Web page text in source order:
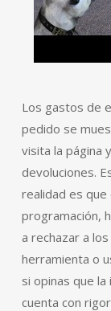
Los gastos de
pedido se
visita la página
devoluciones.
realidad es que
programación,
a rechazar a
herramienta o
si opinas que
cuenta con